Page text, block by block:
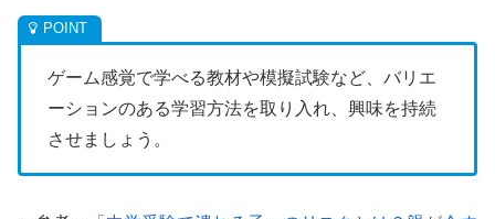
ゲーム感覚で学べる教材や模擬試験など、バリエ
ーションのある学習方法を取り入れ、興味を持続
させましょう。